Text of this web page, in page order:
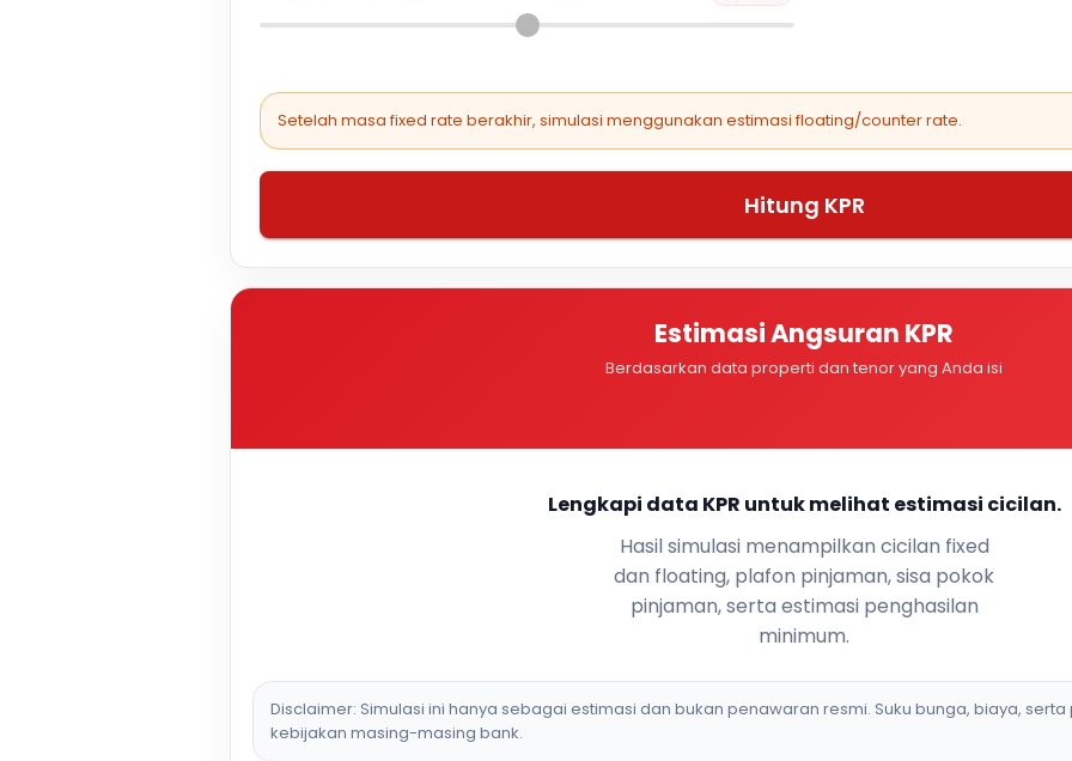
Setelah masa fixed rate berakhir, simulasi menggunakan estimasi floating/counter rate.
Hitung KPR
Estimasi Angsuran KPR
Berdasarkan data properti dan tenor yang Anda isi
Lengkapi data KPR untuk melihat estimasi cicilan.
Hasil simulasi menampilkan cicilan fixed
dan floating, plafon pinjaman, sisa pokok
pinjaman, serta estimasi penghasilan
minimum.
Disclaimer: Simulasi ini hanya sebagai estimasi dan bukan penawaran resmi. Suku bunga, biaya,
kebijakan masing-masing bank.